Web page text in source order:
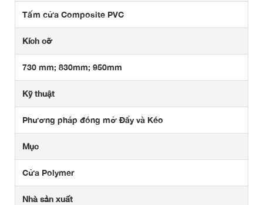
Tấm cửa Composite PVC
Kích cỡ
730 mm; 830mm; 950mm
Kỹ thuật
Phương pháp đóng mở Đẩy và Kéo
Mục
Cửa Polymer
Nhà sản xuất